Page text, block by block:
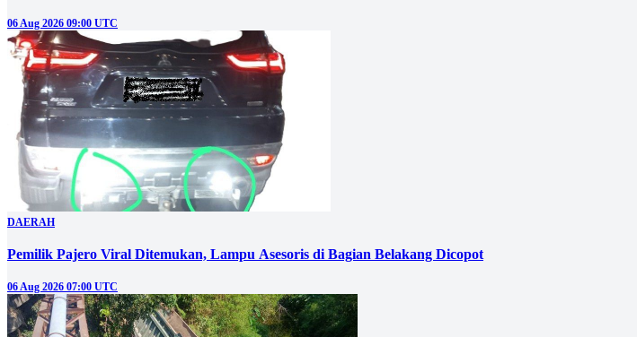
06 Aug 2026 09:00 UTC
DAERAH
Pemilik Pajero Viral Ditemukan, Lampu Asesoris di Bagian Belakang Dicopot
06 Aug 2026 07:00 UTC